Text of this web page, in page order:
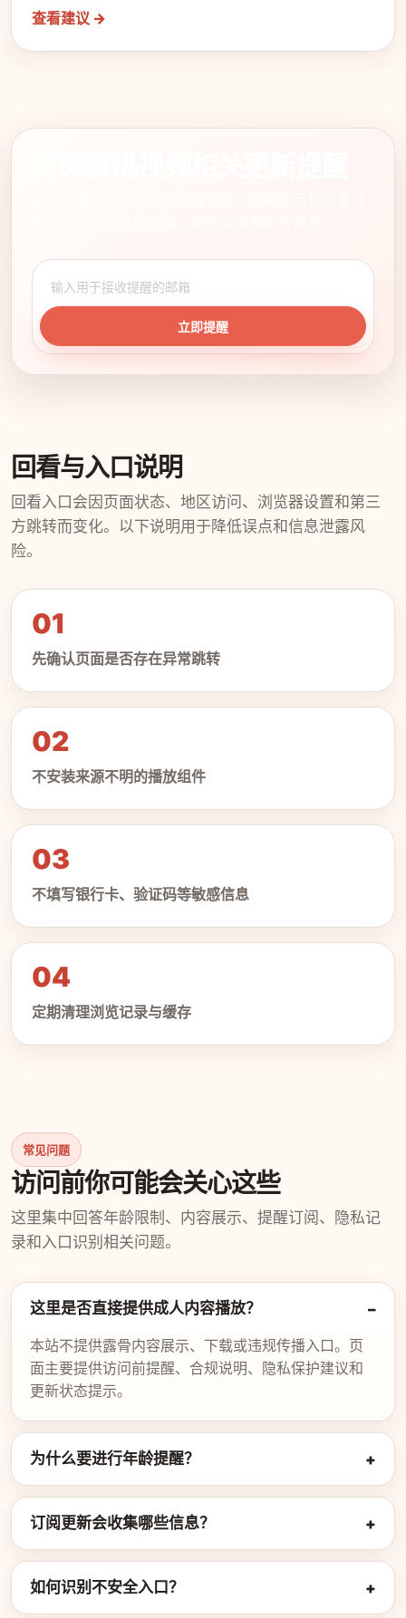
查看建议 →
立即提醒
回看与入口说明
回看入口会因页面状态、地区访问、浏览器设置和第三
方跳转而变化。以下说明用于降低误点和信息泄露风
险。
01
先确认页面是否存在异常跳转
02
不安装来源不明的播放组件
03
不填写银行卡、验证码等敏感信息
04
定期清理浏览记录与缓存
常见问题
访问前你可能会关心这些
这里集中回答年龄限制、内容展示、提醒订阅、隐私记
录和入口识别相关问题。
这里是否直接提供成人内容播放？
本站不提供露骨内容展示、下载或违规传播入口。页
面主要提供访问前提醒、合规说明、隐私保护建议和
更新状态提示。
为什么要进行年龄提醒？
订阅更新会收集哪些信息？
如何识别不安全入口？